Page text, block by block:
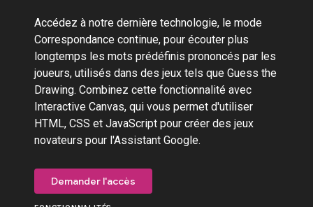
Accédez à notre dernière technologie, le mode
Correspondance continue, pour écouter plus
longtemps les mots prédéfinis prononcés par les
joueurs, utilisés dans des jeux tels que Guess the
Drawing. Combinez cette fonctionnalité avec
Interactive Canvas, qui vous permet d'utiliser
HTML, CSS et JavaScript pour créer des jeux
novateurs pour l'Assistant Google.
Demander l'accès